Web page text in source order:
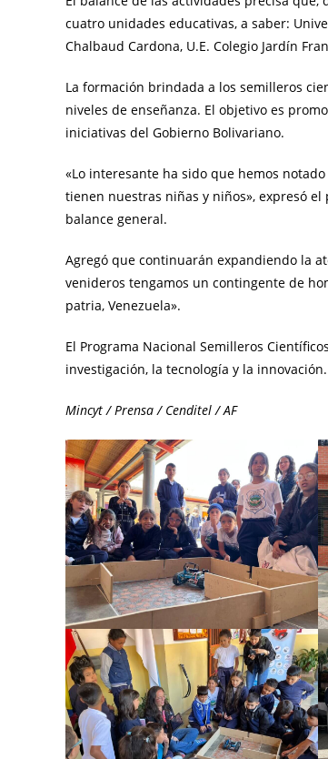
cuatro unidades educativas, a saber:
Chalbaud Cardona, U.E. Colegio Jardín
La formación brindada a los semilleros
niveles de enseñanza. El objetivo es
iniciativas del Gobierno Bolivariano.
«Lo interesante ha sido que hemos
tienen nuestras niñas y niños», expresó
balance general.
Agregó que continuarán expandiendo la
venideros tengamos un contingente de
patria, Venezuela».
El Programa Nacional Semilleros
investigación, la tecnología y la innovación.
Mincyt / Prensa / Cenditel / AF